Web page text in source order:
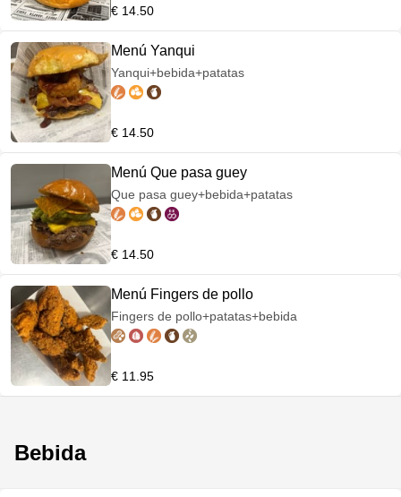
€ 14.50
Menú Yanqui
Yanqui+bebida+patatas
€ 14.50
Menú Que pasa guey
Que pasa guey+bebida+patatas
€ 14.50
Menú Fingers de pollo
Fingers de pollo+patatas+bebida
€ 11.95
Bebida